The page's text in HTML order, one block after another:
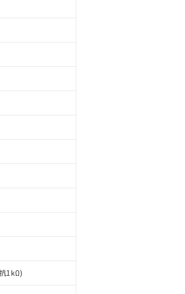
1kΩ)
ださい。
した製品に切り替える予定のある商品です。
非対応の商品で、対応品を出す予定はありません。
対応状況を調査中または確認中の商品です。
と関係のない商品です。
、含有品と判明した場合などやむを得ず変更すること